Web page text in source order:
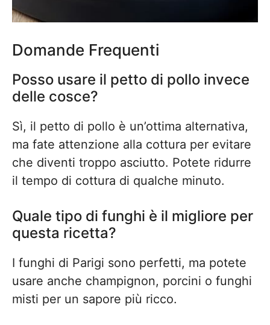
Domande Frequenti
Posso usare il petto di pollo invece
delle cosce?
Sì, il petto di pollo è un’ottima alternativa,
ma fate attenzione alla cottura per evitare
che diventi troppo asciutto. Potete ridurre
il tempo di cottura di qualche minuto.
Quale tipo di funghi è il migliore per
questa ricetta?
I funghi di Parigi sono perfetti, ma potete
usare anche champignon, porcini o funghi
misti per un sapore più ricco.